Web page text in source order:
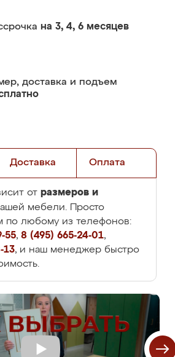
на 3, 4, 6 месяцев
доставка и подъем
Доставка Оплата
от размеров и
мебели. Просто
по любому из телефонов:
55, 8 (495) 665-24-01,
13, и наш менеджер быстро